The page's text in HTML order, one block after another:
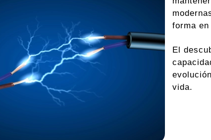
forma
El
vida.